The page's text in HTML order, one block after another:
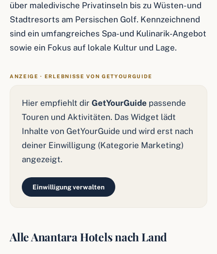
über maledivische Privatinseln bis zu Wüsten- und
Stadtresorts am Persischen Golf. Kennzeichnend
sind ein umfangreiches Spa- und Kulinarik-Angebot
sowie ein Fokus auf lokale Kultur und Lage.
ANZEIGE · ERLEBNISSE VON GETYOURGUIDE
Hier empfiehlt dir GetYourGuide passende
Touren und Aktivitäten. Das Widget lädt
Inhalte von GetYourGuide und wird erst nach
deiner Einwilligung (Kategorie Marketing)
angezeigt.
Einwilligung verwalten
Alle Anantara Hotels nach Land